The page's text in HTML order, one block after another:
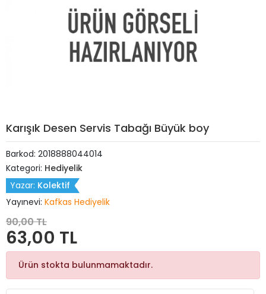
Karışık Desen Servis Tabağı Büyük boy
Barkod: 2018888044014
Kategori: Hediyelik
Yazar: Kolektif
Yayınevi: Kafkas Hediyelik
90,00 TL
63,00 TL
Ürün stokta bulunmamaktadır.